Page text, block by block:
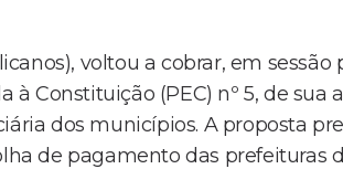
voltou a cobrar, em sessão
Constituição (PEC) nº 5, de sua
dos municípios. A proposta
de pagamento das prefeituras